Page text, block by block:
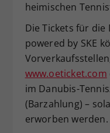
heimischen
Die Tickets für
powered by SKE
www.oeticket.com
im Danubis-
(Barzahlung) –
erworben werden.